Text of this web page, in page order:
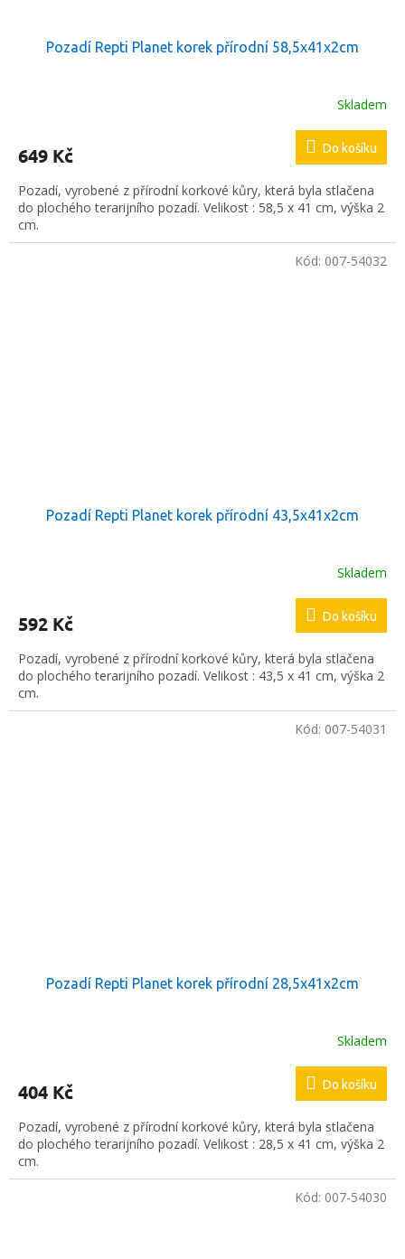
Pozadí Repti Planet korek přírodní 58,5x41x2cm
Skladem
649 Kč Do košíku
Pozadí, vyrobené z přírodní korkové kůry, která byla stlačena
do plochého terarijního pozadí. Velikost : 58,5 x 41 cm, výška 2
cm.
Pozadí Repti Planet korek přírodní 43,5x41x2cm
Skladem
592 Kč Do košíku
Pozadí, vyrobené z přírodní korkové kůry, která byla stlačena
do plochého terarijního pozadí. Velikost : 43,5 x 41 cm, výška 2
cm.
Kód: 007-54032
Pozadí Repti Planet korek přírodní 28,5x41x2cm
Skladem
404 Kč Do košíku
Pozadí, vyrobené z přírodní korkové kůry, která byla stlačena
do plochého terarijního pozadí. Velikost : 28,5 x 41 cm, výška 2
cm.
Kód: 007-54031
Kód: 007-54030